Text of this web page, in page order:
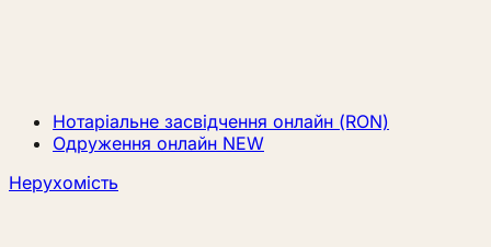
Нотаріальне засвідчення онлайн (RON)
Одруження онлайн NEW
Нерухомість